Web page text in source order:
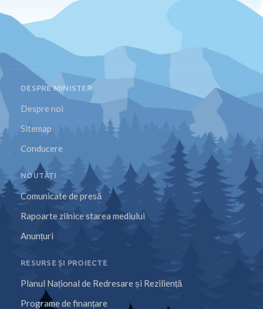
DESPRE MINISTER
Despre noi
Sitemap
Conducere
NOUTĂȚI
Comunicate de presă
Rapoarte zilnice starea mediului
Anunțuri
RESURSE ȘI PROIECTE
Planul Național de Redresare și Reziliență
Programe de finanțare